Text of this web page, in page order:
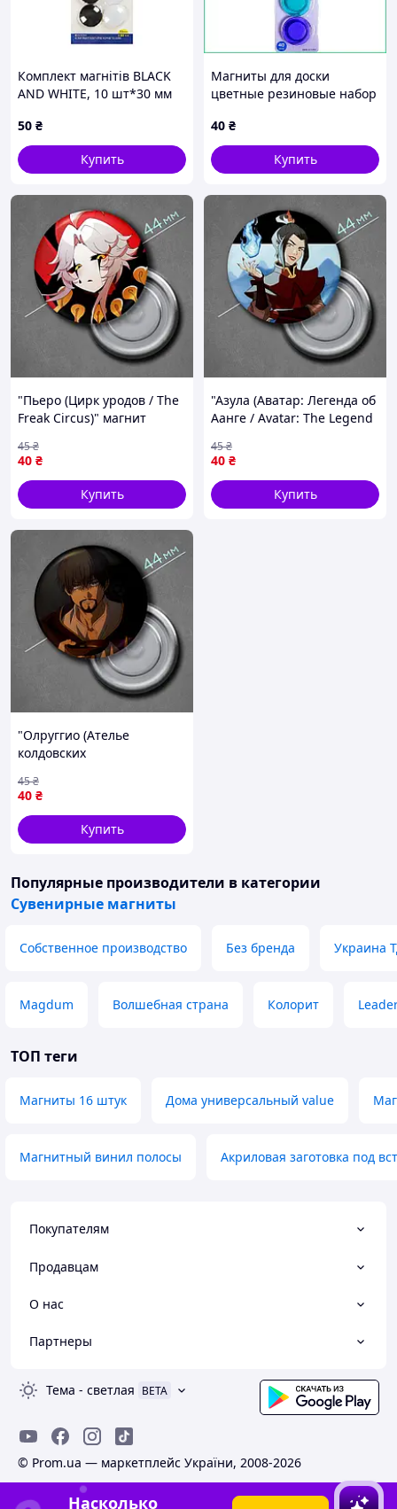
Комплект магнітів BLACK
AND WHITE, 10 шт*30 мм
50 ₴
Купить
Магниты для доски
цветные резиновые набор
декоративные комплект
аксессуаров T-4005
40 ₴
Купить
"Пьеро (Цирк уродов / The
Freak Circus)" магнит
40 ₴
45₴
Купить
"Азула (Аватар: Легенда об
Аанге / Avatar: The Legend
Ø44 мм
40 ₴
45₴
Купить
"Олруггио (Ателье
колдовских
Atelier)" магнит круглый
Ø44 мм
40 ₴
45₴
Купить
Популярные производители в категории
Сувенирные магниты
Собственное производство Без бренда Украина
Magdum Волшебная страна Колорит
ТОП теги
Магниты 16 штук Дома универсальный value
Магнитный винил полосы Акриловая заготовка под
Покупателям
Продавцам
О нас
Партнеры
Тема - светлая BETA
© Prom.ua — маркетплейс України, 2008-2026
Насколько